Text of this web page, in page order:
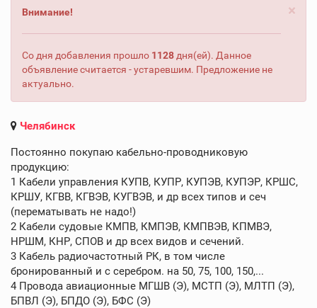
×
Внимание!
Со дня добавления прошло 1128 дня(ей). Данное
объявление считается - устаревшим. Предложение не
актуально.
Челябинск
Постоянно покупаю кабельно-проводниковую
продукцию:
1 Кабели управления КУПВ, КУПР, КУПЭВ, КУПЭР, КРШС,
КРШУ, КГВВ, КГВЭВ, КУГВЭВ, и др всех типов и сеч
(перематывать не надо!)
2 Кабели судовые КМПВ, КМПЭВ, КМПВЭВ, КПМВЭ,
НРШМ, КНР, СПОВ и др всех видов и сечений.
3 Кабель радиочастотный РК, в том числе
бронированный и с серебром. на 50, 75, 100, 150,...
4 Провода авиационные МГШВ (Э), МСТП (Э), МЛТП (Э),
БПВЛ (Э), БПДО (Э), БФС (Э)